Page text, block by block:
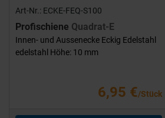
Art-Nr.: ECKE-FEQ-S100
Profischiene Quadrat-E
Innen- und Aussenecke Eckig Edelstahl
edelstahl Höhe: 10 mm
6,95 €/Stück